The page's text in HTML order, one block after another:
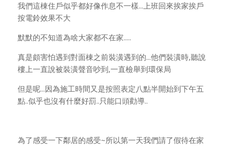
我們這棟住戶似乎都好像作息不一樣...上班回來挨家挨戶
按電鈴效果不大
默默的不知道為啥大家都不在家.....
真是頗害怕遇到對面棟之前裝潢遇到的...他們裝潢時,聽說
樓上一直說被裝潢聲音吵到,一直檢舉到環保局
但是呢...因為施工時間又是按照表定八點半開始到下午五
點..似乎也沒有什麼好罰..只能口頭勸導..
為了感受一下鄰居的感受~所以第一天我們請了假待在家